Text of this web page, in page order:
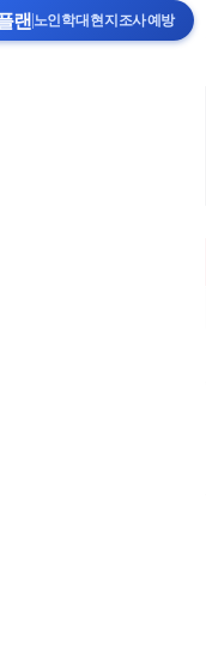
랜 노인학대 현지조사 예방